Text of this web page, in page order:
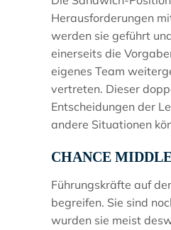
Herausforderungen
werden sie geführt
einerseits die
eigenes Team
vertreten. Dieser
Entscheidungen der
andere Situationen
CHANCE
Führungskräfte auf
begreifen. Sie sind
wurden sie meist